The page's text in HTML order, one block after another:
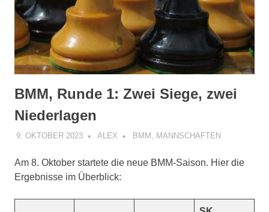
BMM, Runde 1: Zwei Siege, zwei
Niederlagen
9. OKTOBER 2023 ALEX BMM , MANNSCHAFTEN
Am 8. Oktober startete die neue BMM-Saison. Hier die
Ergebnisse im Überblick: